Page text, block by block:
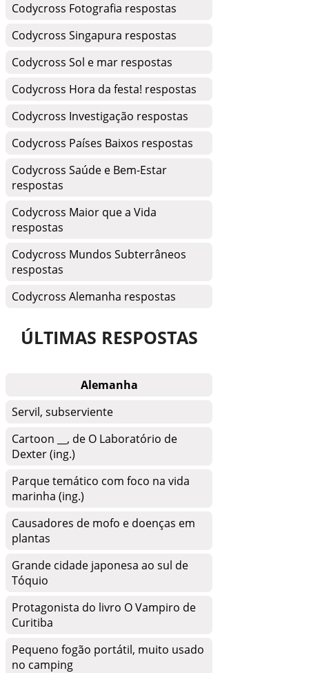
Codycross Fotografia respostas
Codycross Singapura respostas
Codycross Sol e mar respostas
Codycross Hora da festa! respostas
Codycross Investigação respostas
Codycross Países Baixos respostas
Codycross Saúde e Bem-Estar
respostas
Codycross Maior que a Vida
respostas
Codycross Mundos Subterrâneos
respostas
Codycross Alemanha respostas
ÚLTIMAS RESPOSTAS
Alemanha
Servil, subserviente
Cartoon __, de O Laboratório de
Dexter (ing.)
Parque temático com foco na vida
marinha (ing.)
Causadores de mofo e doenças em
plantas
Grande cidade japonesa ao sul de
Tóquio
Protagonista do livro O Vampiro de
Curitiba
Pequeno fogão portátil, muito usado
no camping